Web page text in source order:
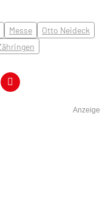
Messe
Otto Neideck
Anzeige